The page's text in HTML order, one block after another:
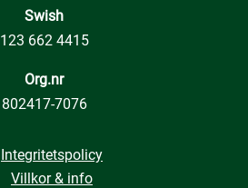
Swish
123 662 4415
Org.nr
802417-7076
Integritetspolicy
Villkor & info